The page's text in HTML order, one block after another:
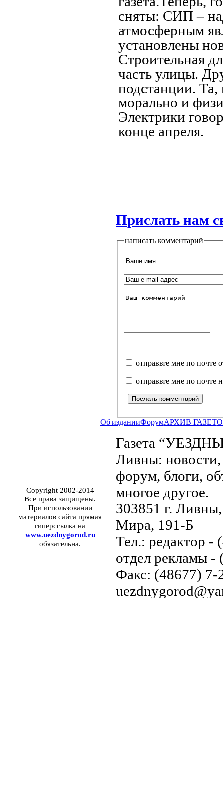
сняты: СИП –
атмосферным
установлены
Строительная
часть улицы.
подстанции. Та,
морально и
Электрики
конце апреля.
Прислать нам
написать комментарий
отправьте мне по почте
отправьте мне по почте
Об изданииФорумАРХИВ ГАЗЕТ
Copyright 2002-2014
Все права защищены.
При использовании
материалов сайта прямая
гиперссылка на
www.uezdnygorod.ru
обязательна.
Газета
Ливны: новости,
форум, блоги,
многое другое.
303851 г.
Мира, 191-Б
Тел.: редактор -
отдел рекламы -
Факс: (48677) 7-